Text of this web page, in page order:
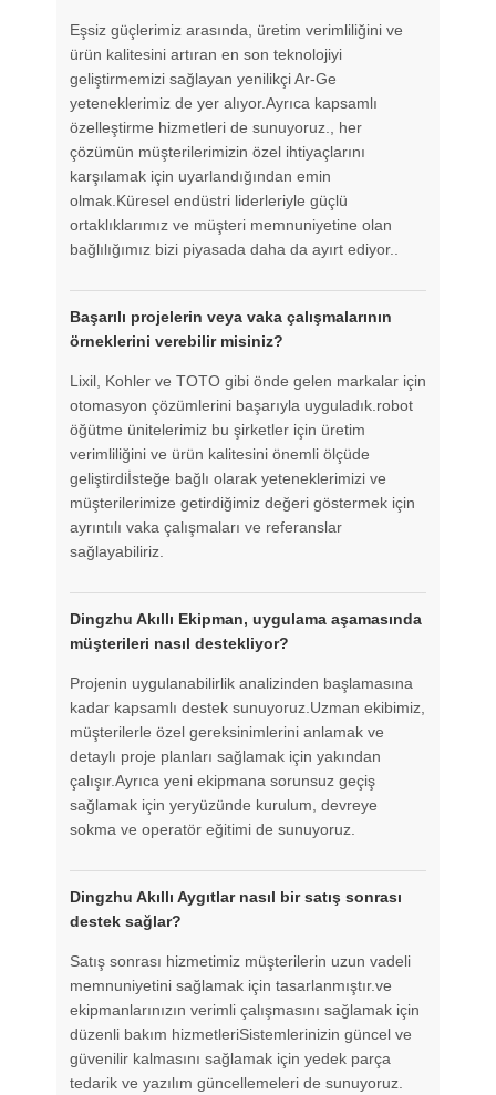
Eşsiz güçlerimiz arasında, üretim verimliliğini ve
ürün kalitesini artıran en son teknolojiyi
geliştirmemizi sağlayan yenilikçi Ar-Ge
yeteneklerimiz de yer alıyor.Ayrıca kapsamlı
özelleştirme hizmetleri de sunuyoruz., her
çözümün müşterilerimizin özel ihtiyaçlarını
karşılamak için uyarlandığından emin
olmak.Küresel endüstri liderleriyle güçlü
ortaklıklarımız ve müşteri memnuniyetine olan
bağlılığımız bizi piyasada daha da ayırt ediyor..
Başarılı projelerin veya vaka çalışmalarının
örneklerini verebilir misiniz?
Lixil, Kohler ve TOTO gibi önde gelen markalar için
otomasyon çözümlerini başarıyla uyguladık.robot
öğütme ünitelerimiz bu şirketler için üretim
verimliliğini ve ürün kalitesini önemli ölçüde
geliştirdiİsteğe bağlı olarak yeteneklerimizi ve
müşterilerimize getirdiğimiz değeri göstermek için
ayrıntılı vaka çalışmaları ve referanslar
sağlayabiliriz.
Dingzhu Akıllı Ekipman, uygulama aşamasında
müşterileri nasıl destekliyor?
Projenin uygulanabilirlik analizinden başlamasına
kadar kapsamlı destek sunuyoruz.Uzman ekibimiz,
müşterilerle özel gereksinimlerini anlamak ve
detaylı proje planları sağlamak için yakından
çalışır.Ayrıca yeni ekipmana sorunsuz geçiş
sağlamak için yeryüzünde kurulum, devreye
sokma ve operatör eğitimi de sunuyoruz.
Dingzhu Akıllı Aygıtlar nasıl bir satış sonrası
destek sağlar?
Satış sonrası hizmetimiz müşterilerin uzun vadeli
memnuniyetini sağlamak için tasarlanmıştır.ve
ekipmanlarınızın verimli çalışmasını sağlamak için
düzenli bakım hizmetleriSistemlerinizin güncel ve
güvenilir kalmasını sağlamak için yedek parça
tedarik ve yazılım güncellemeleri de sunuyoruz.